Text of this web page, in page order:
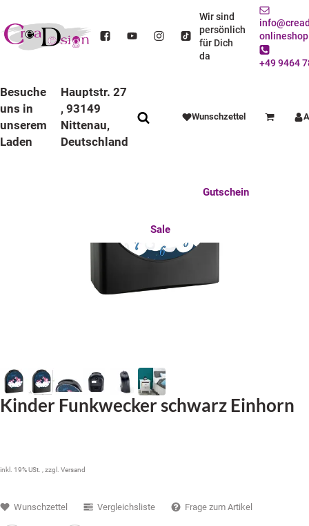
Wir sind
persönlich
für Dich
da
+49 9464
Besuche
uns in
unserem
Laden
Hauptstr. 27
, 93149
Nittenau,
Deutschland
Wunschzettel Warenkorb
Gutschein
Sale
KINDER FUNKWECKER SCHWARZ EINHORN
Kinder Funkwecker schwarz Einhorn
inkl. 19% USt. , zzgl. Versand
Wunschzettel Vergleichsliste Frage zum Artikel